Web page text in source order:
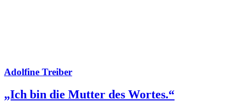
Adolfine Treiber
„Ich bin die Mutter des Wortes.“